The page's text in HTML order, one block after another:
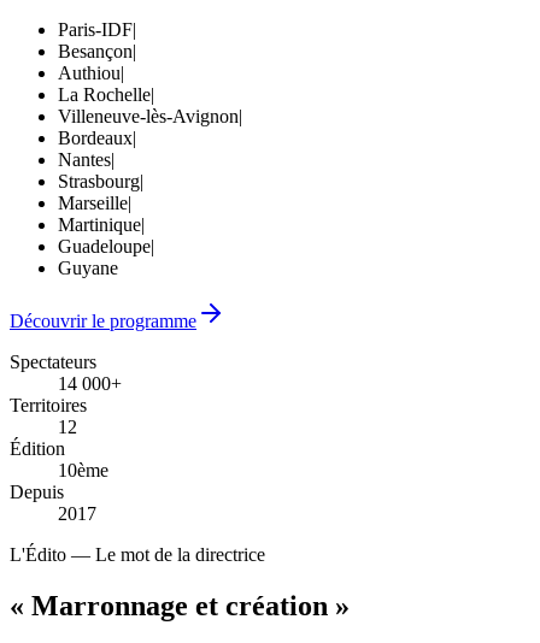
Paris-IDF|
Besançon|
Authiou|
La Rochelle|
Villeneuve-lès-Avignon|
Bordeaux|
Nantes|
Strasbourg|
Marseille|
Martinique|
Guadeloupe|
Guyane
Découvrir le programme
Spectateurs
14 000+
14 000+
Territoires
12
12
Édition
10ème
10ème
Depuis
2017
2017
L'Édito — Le mot de la directrice
« Marronnage et création »